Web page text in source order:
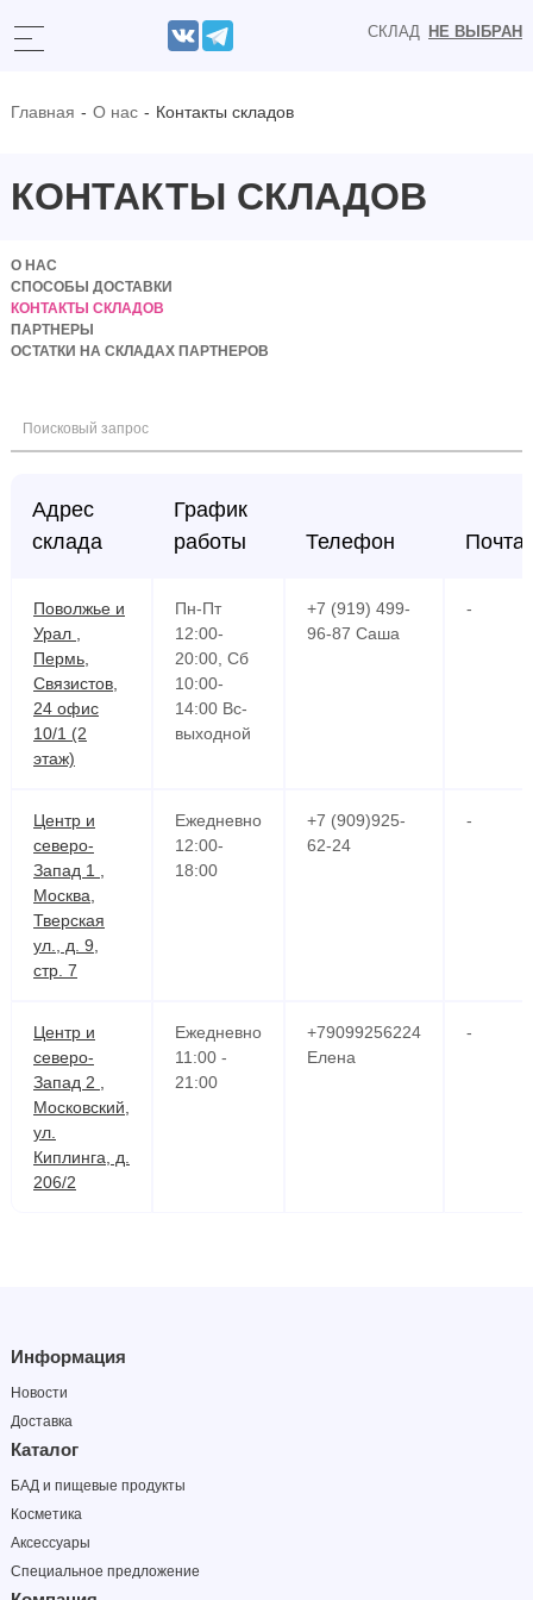
СКЛАД НЕ ВЫБРАН
Главная О нас Контакты складов
КОНТАКТЫ СКЛАДОВ
О НАС
СПОСОБЫ ДОСТАВКИ
КОНТАКТЫ СКЛАДОВ
ПАРТНЕРЫ
ОСТАТКИ НА СКЛАДАХ ПАРТНЕРОВ
Поисковый запрос
Адрес
склада
График
работы
Телефон Почта
Поволжье и
Урал ,
Пермь,
Связистов,
24 офис
10/1 (2
этаж)
Пн-Пт
12:00-
20:00, Сб
10:00-
14:00 Вс-
выходной
+7 (919) 499-
96-87 Саша
-
Центр и
северо-
Запад 1 ,
Москва,
Тверская
ул., д. 9,
стр. 7
Ежедневно
12:00-
18:00
+7 (909)925-
62-24
-
Центр и
северо-
Запад 2 ,
Московский,
ул.
Киплинга, д.
206/2
Ежедневно
11:00 -
21:00
+79099256224
Елена
-
Информация
Новости
Доставка
Каталог
БАД и пищевые продукты
Косметика
Аксессуары
Специальное предложение